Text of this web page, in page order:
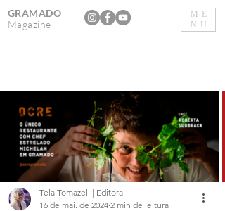
ME
NU
GRAMADO
Magazine
Tela Tomazeli | Editora
16 de mai. de 2024 2 min de leitura